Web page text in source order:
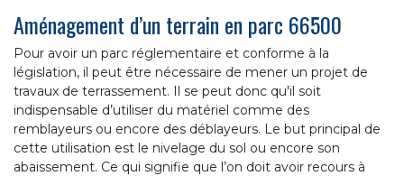
Aménagement d’un terrain en parc 66500
Pour avoir un parc réglementaire et conforme à la
législation, il peut être nécessaire de mener un projet de
travaux de terrassement. Il se peut donc qu'il soit
indispensable d’utiliser du matériel comme des
remblayeurs ou encore des déblayeurs. Le but principal de
cette utilisation est le nivelage du sol ou encore son
abaissement. Ce qui signifie que l’on doit avoir recours à